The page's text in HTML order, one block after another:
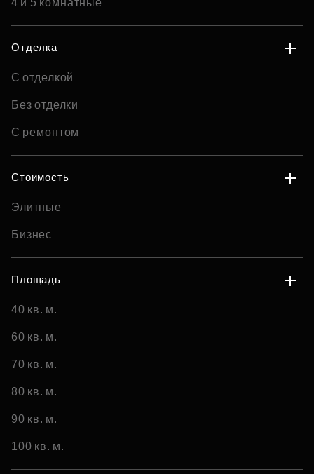
4 и 5 комнатные
Отделка
С отделкой
Без отделки
С ремонтом
Стоимость
Элитные
Бизнес
Площадь
40 кв. м.
60 кв. м.
70 кв. м.
80 кв. м.
90 кв. м.
100 кв. м.